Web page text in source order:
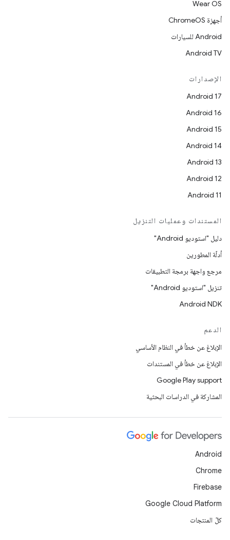
Wear OS
أجهزة ChromeOS
Android للسيارات
Android TV
الإصدارات
Android 17
Android 16
Android 15
Android 14
Android 13
Android 12
Android 11
المستندات وعمليات التنزيل
دليل "استوديو Android"
أدلّة المطورين
مرجع واجهة برمجة التطبيقات
تنزيل "استوديو Android"
Android NDK
الدعم
الإبلاغ عن خطأ في النظام الأساسي
الإبلاغ عن خطأ في المستندات
Google Play support
المشاركة في الدراسات البحثية
Android
Chrome
Firebase
Google Cloud Platform
كلّ المنتجات